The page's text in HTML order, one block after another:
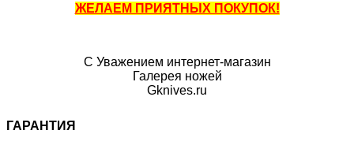
ЖЕЛАЕМ ПРИЯТНЫХ ПОКУПОК!
С Уважением интернет-магазин
Галерея ножей
Gknives.ru
ГАРАНТИЯ